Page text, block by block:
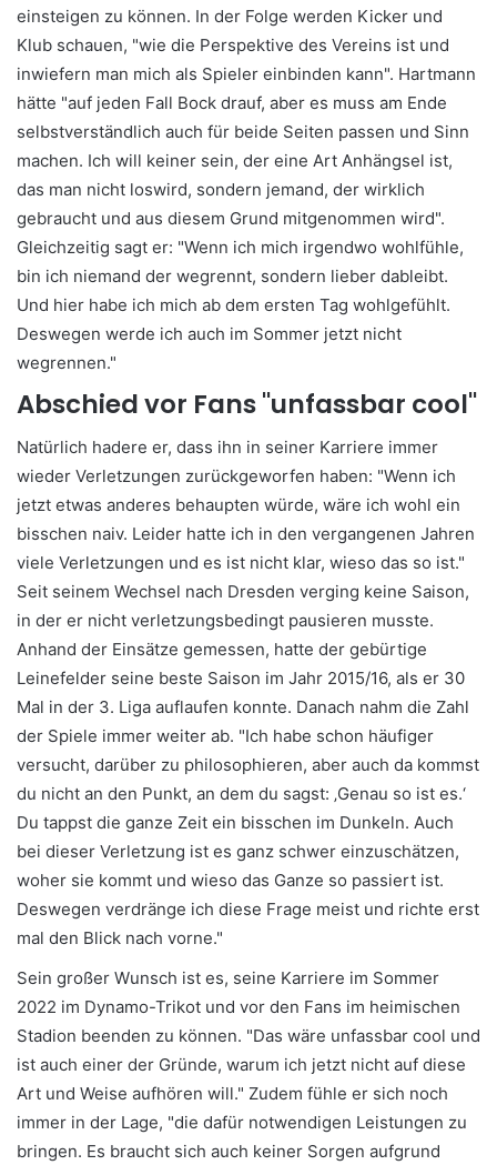
einsteigen zu können. In der Folge werden Kicker und
Klub schauen, "wie die Perspektive des Vereins ist und
inwiefern man mich als Spieler einbinden kann". Hartmann
hätte "auf jeden Fall Bock drauf, aber es muss am Ende
selbstverständlich auch für beide Seiten passen und Sinn
machen. Ich will keiner sein, der eine Art Anhängsel ist,
das man nicht loswird, sondern jemand, der wirklich
gebraucht und aus diesem Grund mitgenommen wird".
Gleichzeitig sagt er: "Wenn ich mich irgendwo wohlfühle,
bin ich niemand der wegrennt, sondern lieber dableibt.
Und hier habe ich mich ab dem ersten Tag wohlgefühlt.
Deswegen werde ich auch im Sommer jetzt nicht
wegrennen."
Abschied vor Fans "unfassbar cool"
Natürlich hadere er, dass ihn in seiner Karriere immer
wieder Verletzungen zurückgeworfen haben: "Wenn ich
jetzt etwas anderes behaupten würde, wäre ich wohl ein
bisschen naiv. Leider hatte ich in den vergangenen Jahren
viele Verletzungen und es ist nicht klar, wieso das so ist."
Seit seinem Wechsel nach Dresden verging keine Saison,
in der er nicht verletzungsbedingt pausieren musste.
Anhand der Einsätze gemessen, hatte der gebürtige
Leinefelder seine beste Saison im Jahr 2015/16, als er 30
Mal in der 3. Liga auflaufen konnte. Danach nahm die Zahl
der Spiele immer weiter ab. "Ich habe schon häufiger
versucht, darüber zu philosophieren, aber auch da kommst
du nicht an den Punkt, an dem du sagst: ‚Genau so ist es.‘
Du tappst die ganze Zeit ein bisschen im Dunkeln. Auch
bei dieser Verletzung ist es ganz schwer einzuschätzen,
woher sie kommt und wieso das Ganze so passiert ist.
Deswegen verdränge ich diese Frage meist und richte erst
mal den Blick nach vorne."
Sein großer Wunsch ist es, seine Karriere im Sommer
2022 im Dynamo-Trikot und vor den Fans im heimischen
Stadion beenden zu können. "Das wäre unfassbar cool und
ist auch einer der Gründe, warum ich jetzt nicht auf diese
Art und Weise aufhören will." Zudem fühle er sich noch
immer in der Lage, "die dafür notwendigen Leistungen zu
bringen. Es braucht sich auch keiner Sorgen aufgrund